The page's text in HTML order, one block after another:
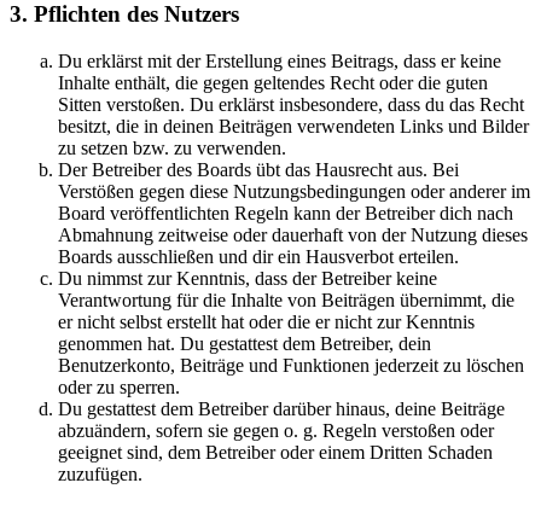
3. Pflichten des Nutzers
Du erklärst mit der Erstellung eines Beitrags, dass er keine
Inhalte enthält, die gegen geltendes Recht oder die guten
Sitten verstoßen. Du erklärst insbesondere, dass du das Recht
besitzt, die in deinen Beiträgen verwendeten Links und Bilder
zu setzen bzw. zu verwenden.
Der Betreiber des Boards übt das Hausrecht aus. Bei
Verstößen gegen diese Nutzungsbedingungen oder anderer im
Board veröffentlichten Regeln kann der Betreiber dich nach
Abmahnung zeitweise oder dauerhaft von der Nutzung dieses
Boards ausschließen und dir ein Hausverbot erteilen.
Du nimmst zur Kenntnis, dass der Betreiber keine
Verantwortung für die Inhalte von Beiträgen übernimmt, die
er nicht selbst erstellt hat oder die er nicht zur Kenntnis
genommen hat. Du gestattest dem Betreiber, dein
Benutzerkonto, Beiträge und Funktionen jederzeit zu löschen
oder zu sperren.
Du gestattest dem Betreiber darüber hinaus, deine Beiträge
abzuändern, sofern sie gegen o. g. Regeln verstoßen oder
geeignet sind, dem Betreiber oder einem Dritten Schaden
zuzufügen.